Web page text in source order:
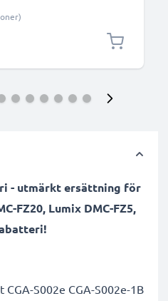
- utmärkt ersättning för
FZ20, Lumix DMC-FZ5,
S002e CGA-S002e-1B